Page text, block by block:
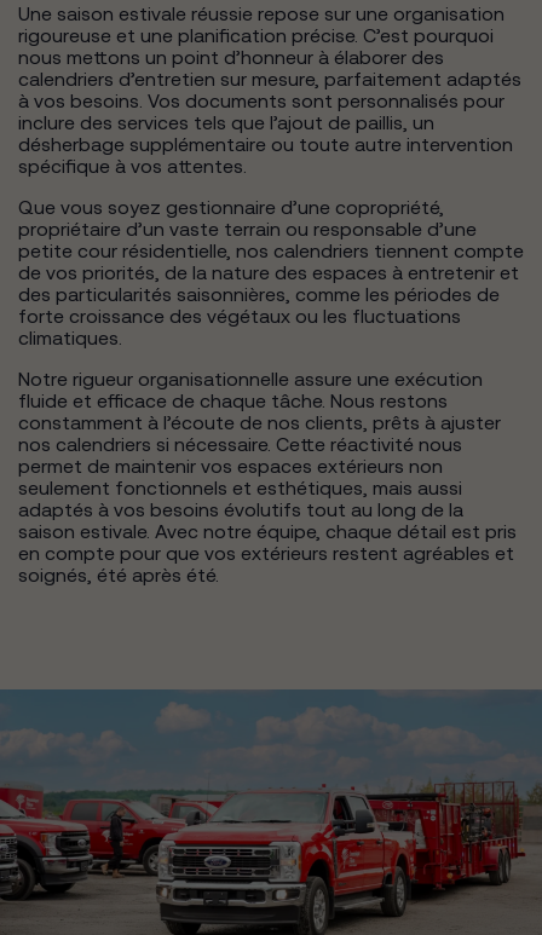
Une saison estivale réussie repose sur une organisation
rigoureuse et une planification précise. C’est pourquoi
nous mettons un point d’honneur à élaborer des
calendriers d’entretien sur mesure, parfaitement adaptés
à vos besoins. Vos documents sont personnalisés pour
inclure des services tels que l’ajout de paillis, un
désherbage supplémentaire ou toute autre intervention
spécifique à vos attentes.
Que vous soyez gestionnaire d’une copropriété,
propriétaire d’un vaste terrain ou responsable d’une
petite cour résidentielle, nos calendriers tiennent compte
de vos priorités, de la nature des espaces à entretenir et
des particularités saisonnières, comme les périodes de
forte croissance des végétaux ou les fluctuations
climatiques.
Notre rigueur organisationnelle assure une exécution
fluide et efficace de chaque tâche. Nous restons
constamment à l’écoute de nos clients, prêts à ajuster
nos calendriers si nécessaire. Cette réactivité nous
permet de maintenir vos espaces extérieurs non
seulement fonctionnels et esthétiques, mais aussi
adaptés à vos besoins évolutifs tout au long de la
saison estivale. Avec notre équipe, chaque détail est pris
en compte pour que vos extérieurs restent agréables et
soignés, été après été.